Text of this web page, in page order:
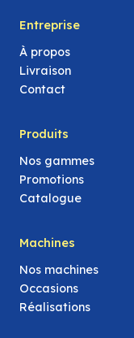
Entreprise
À propos
Livraison
Contact
Produits
Nos gammes
Promotions
Catalogue
Machines
Nos machines
Occasions
Réalisations